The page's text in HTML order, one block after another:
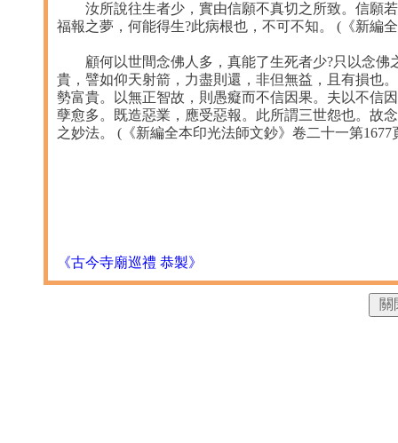
汝所說往生者少，實由信願不真切之所致。信願若
福報之夢，何能得生?此病根也，不可不知。 (《新編
顧何以世間念佛人多，真能了生死者少?只以念佛
貴，譬如仰天射箭，力盡則還，非但無益，且有損也
勢富貴。以無正智故，則愚癡而不信因果。夫以不信
孽愈多。既造惡業，應受惡報。此所謂三世怨也。故
之妙法。 (《新編全本印光法師文鈔》卷二十一第1677
《古今寺廟巡禮 恭製》